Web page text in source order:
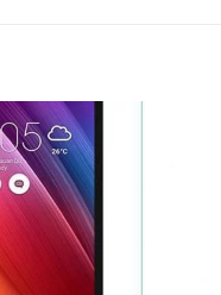
Добавить
в
Избранное